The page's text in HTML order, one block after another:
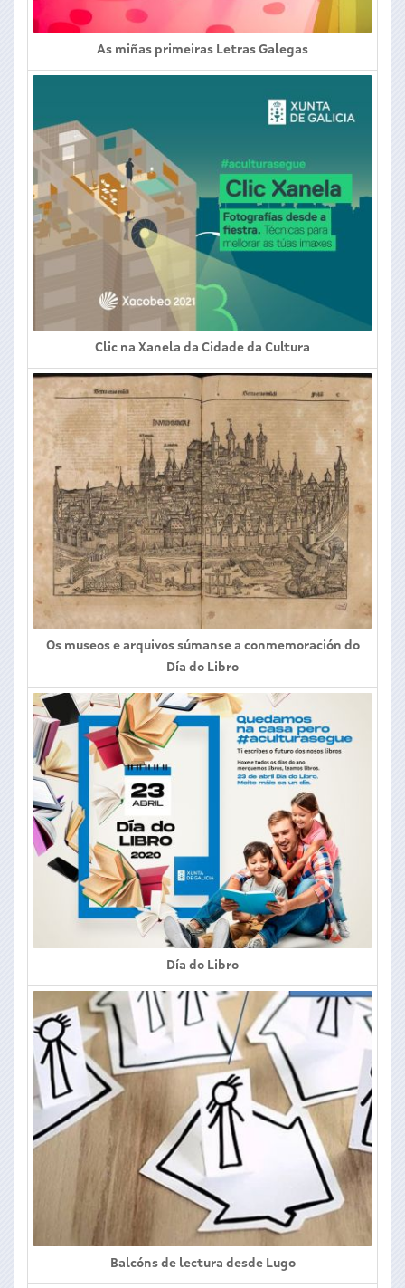
As miñas primeiras Letras Galegas
Clic na Xanela da Cidade da Cultura
Os museos e arquivos súmanse a conmemoración do
Día do Libro
Día do Libro
Balcóns de lectura desde Lugo